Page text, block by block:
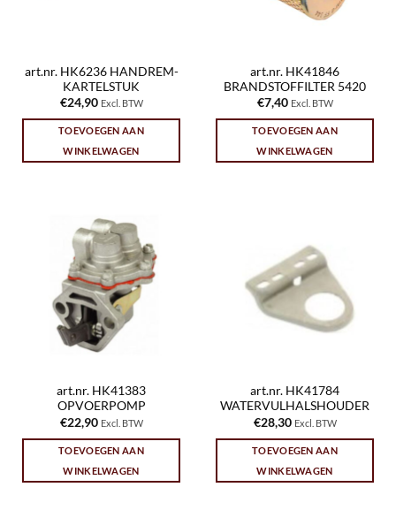
art.nr. HK6236 HANDREM-
KARTELSTUK
€24,90 Excl. BTW
TOEVOEGEN AAN
WINKELWAGEN
art.nr. HK41846
BRANDSTOFFILTER 5420
€7,40 Excl. BTW
TOEVOEGEN AAN
WINKELWAGEN
art.nr. HK41383
OPVOERPOMP
€22,90 Excl. BTW
TOEVOEGEN AAN
WINKELWAGEN
art.nr. HK41784
WATERVULHALSHOUDER
€28,30 Excl. BTW
TOEVOEGEN AAN
WINKELWAGEN